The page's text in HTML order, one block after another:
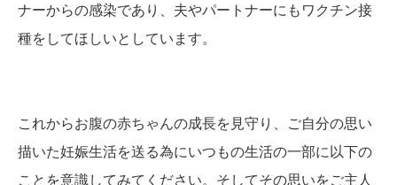
ナーからの感染であり、夫やパートナーにもワクチン接
種をしてほしいとしています。
これからお腹の赤ちゃんの成長を見守り、ご自分の思い
描いた妊娠生活を送る為にいつもの生活の一部に以下の
ことを意識してみてください。そしてその思いをご主人